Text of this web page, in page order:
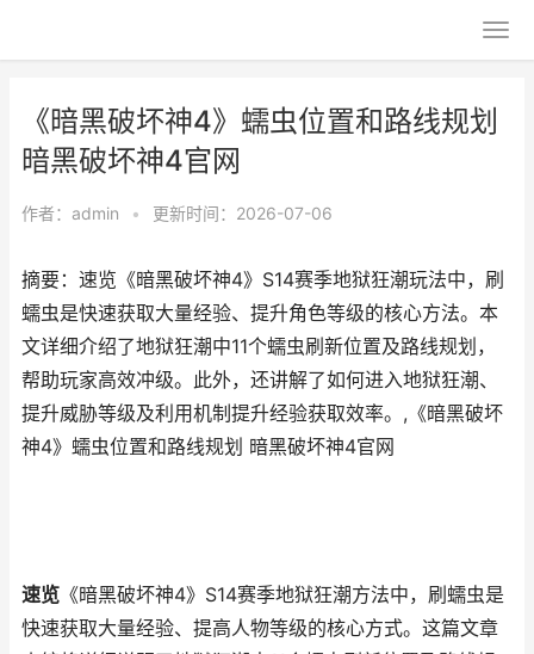
《暗黑破坏神4》蠕虫位置和路线规划
暗黑破坏神4官网
作者： admin • 更新时间：2026-07-06
摘要：速览《暗黑破坏神4》S14赛季地狱狂潮玩法中，刷
蠕虫是快速获取大量经验、提升角色等级的核心方法。本
文详细介绍了地狱狂潮中11个蠕虫刷新位置及路线规划，
帮助玩家高效冲级。此外，还讲解了如何进入地狱狂潮、
提升威胁等级及利用机制提升经验获取效率。,《暗黑破坏
神4》蠕虫位置和路线规划 暗黑破坏神4官网
速览 《暗黑破坏神4》S14赛季地狱狂潮方法中，刷蠕虫是
快速获取大量经验、提高人物等级的核心方式。这篇文章